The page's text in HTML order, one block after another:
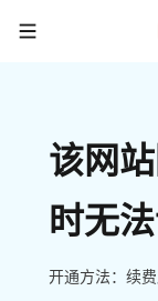
该网
时无
开通方法：续